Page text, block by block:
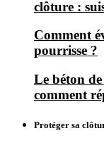
clôture :
Comment
pourrisse ?
Le béton
comment
Protéger sa